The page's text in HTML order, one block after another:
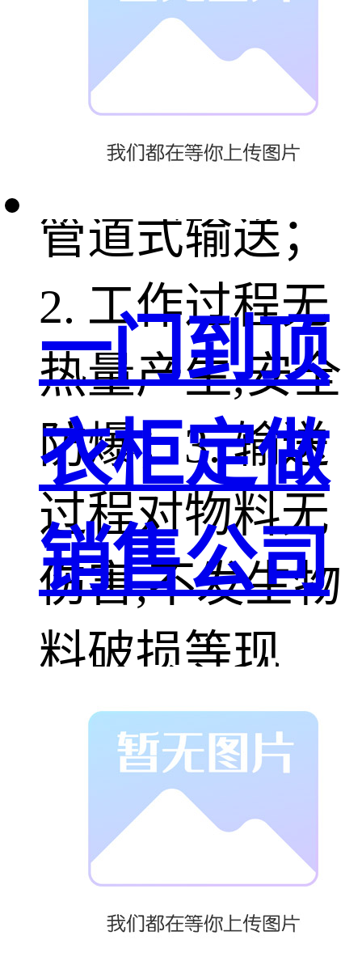
主要特点包
括：1. 无尘操
作,实现全密闭
管道式输送；
2. 工作过程无
热量产生,安全
防爆；3. 输送
过程对物料无
伤害,不发生物
料破损等现
象；4. 输送位
置可根据生产
需求,从吨袋倒
袋站直接输送
一门到顶
衣柜定做
销售公司